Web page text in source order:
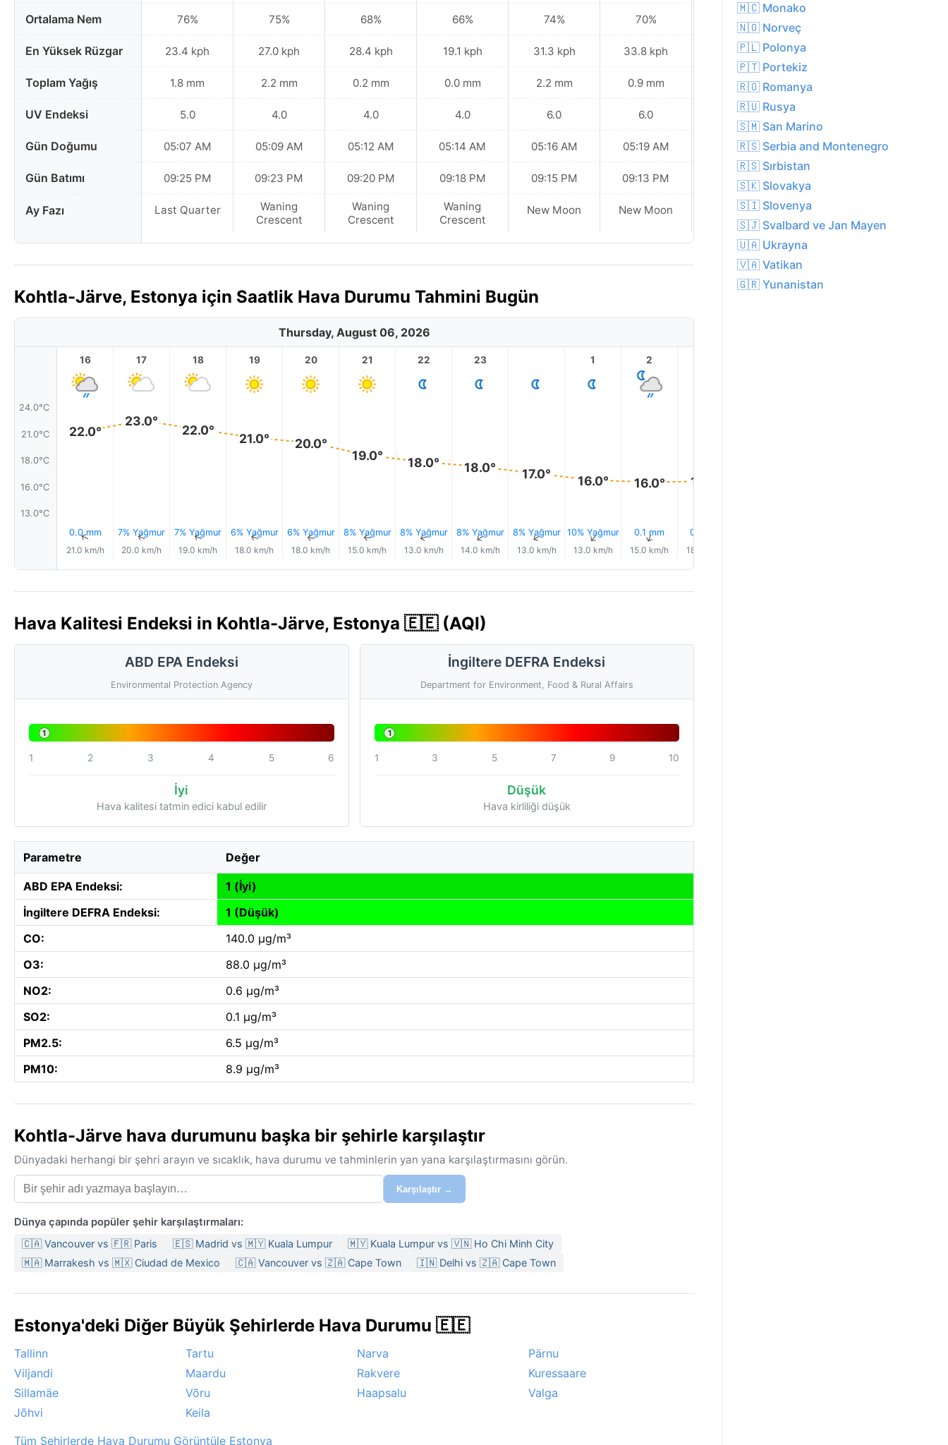
Ortalama Nem
En Yüksek Rüzgar
Toplam Yağış
UV Endeksi
Gün Doğumu
Gün Batımı
Ay Fazı
76%
23.4 kph
1.8 mm
5.0
05:07 AM
09:25 PM
Last Quarter
75%
27.0 kph
2.2 mm
4.0
05:09 AM
09:23 PM
Waning
Crescent
68%
28.4 kph
0.2 mm
4.0
05:12 AM
09:20 PM
Waning
Crescent
66%
19.1 kph
0.0 mm
4.0
05:14 AM
09:18 PM
Waning
Crescent
74%
31.3 kph
2.2 mm
6.0
05:16 AM
09:15 PM
New Moon
70%
33.8 kph
0.9 mm
6.0
05:19 AM
09:13 PM
New Moon
68%
29.5 kph
3.8 mm
4.0
05:21 AM
09:10 PM
New Moon
Kohtla-Järve, Estonya için Saatlik Hava Durumu Tahmini Bugün
Thursday, August 06, 2026
24.0°C
21.0°C
18.0°C
16.0°C
13.0°C
16
22.0°
0.0 mm
↑
21.0 km/h
17
23.0°
7% Yağmur
↑
20.0 km/h
18
22.0°
7% Yağmur
↑
19.0 km/h
19
21.0°
6% Yağmur
↑
18.0 km/h
20
20.0°
6% Yağmur
↑
18.0 km/h
21
19.0°
8% Yağmur
↑
15.0 km/h
22
18.0°
8% Yağmur
↑
13.0 km/h
23
18.0°
8% Yağmur
↑
14.0 km/h
17.0°
8% Yağmur
↑
13.0 km/h
1
16.0°
10% Yağmur
↑
13.0 km/h
2
16.0°
0.1 mm
↑
15.0 km/h
16.0°
0.2 mm
18.0 km/h
Hava Kalitesi Endeksi in Kohtla-Järve, Estonya 🇪🇪 (AQI)
ABD EPA Endeksi
Environmental Protection Agency
1
1 2 3 4 5 6
İyi
Hava kalitesi tatmin edici kabul edilir
İngiltere DEFRA Endeksi
Department for Environment, Food & Rural Affairs
1
1 3 5 7 9 10
Düşük
Hava kirliliği düşük
Parametre Değer
ABD EPA Endeksi:
1 (İyi)
İngiltere DEFRA Endeksi:
1 (Düşük)
CO:
140.0 µg/m³
O3:
88.0 µg/m³
NO2:
0.6 µg/m³
SO2:
0.1 µg/m³
PM2.5:
6.5 µg/m³
PM10:
8.9 µg/m³
Kohtla-Järve hava durumunu başka bir şehirle karşılaştır
Dünyadaki herhangi bir şehri arayın ve sıcaklık, hava durumu ve tahminlerin yan yana karşılaştırmasını görün.
Karşılaştır →
Dünya çapında popüler şehir karşılaştırmaları:
🇨🇦 Vancouver vs 🇫🇷 Paris 🇪🇸 Madrid vs 🇲🇾 Kuala Lumpur
🇲🇾 Kuala Lumpur vs 🇻🇳 Ho Chi Minh City
🇲🇦 Marrakesh vs 🇲🇽 Ciudad de Mexico
🇨🇦 Vancouver vs 🇿🇦 Cape Town 🇮🇳 Delhi vs 🇿🇦 Cape Town
Estonya'deki Diğer Büyük Şehirlerde Hava Durumu 🇪🇪
Tallinn Tartu Narva
Pärnu
Viljandi
Maardu Rakvere
Kuressaare
Sillamäe
Võru Haapsalu
Valga
Jõhvi
Keila
Tüm Şehirlerde Hava Durumu Görüntüle Estonya
🇲🇨 Monako
🇳🇴 Norveç
🇵🇱 Polonya
🇵🇹 Portekiz
🇷🇴 Romanya
🇷🇺 Rusya
🇸🇲 San Marino
🇷🇸 Serbia and Montenegro
🇷🇸 Sırbistan
🇸🇰 Slovakya
🇸🇮 Slovenya
🇸🇯 Svalbard ve Jan Mayen
🇺🇦 Ukrayna
🇻🇦 Vatikan
🇬🇷 Yunanistan